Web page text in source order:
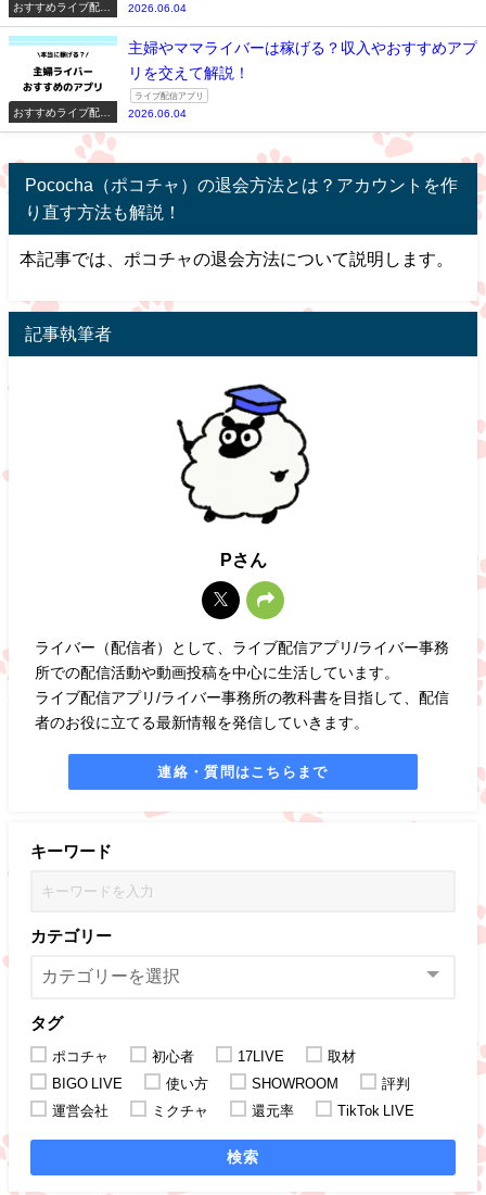
おすすめライブ配信
アプリ一覧
2026.06.04
おすすめライブ配信
アプリ一覧
主婦やママライバーは稼げる？収入やおすすめアプ
リを交えて解説！
ライブ配信アプリ
2026.06.04
Pococha（ポコチャ）の退会方法とは？アカウントを作
り直す方法も解説！
本記事では、ポコチャの退会方法について説明します。
記事執筆者
Pさん
ライバー（配信者）として、ライブ配信アプリ/ライバー事務
所での配信活動や動画投稿を中心に生活しています。
ライブ配信アプリ/ライバー事務所の教科書を目指して、配信
者のお役に立てる最新情報を発信していきます。
連絡・質問はこちらまで
キーワード
カテゴリー
タグ
ポコチャ 初心者 17LIVE
取材
BIGO LIVE
使い方 SHOWROOM
評判
運営会社
ミクチャ 還元率 TikTok LIVE
検索